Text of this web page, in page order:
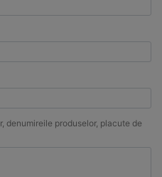
denumireile produselor, placute de